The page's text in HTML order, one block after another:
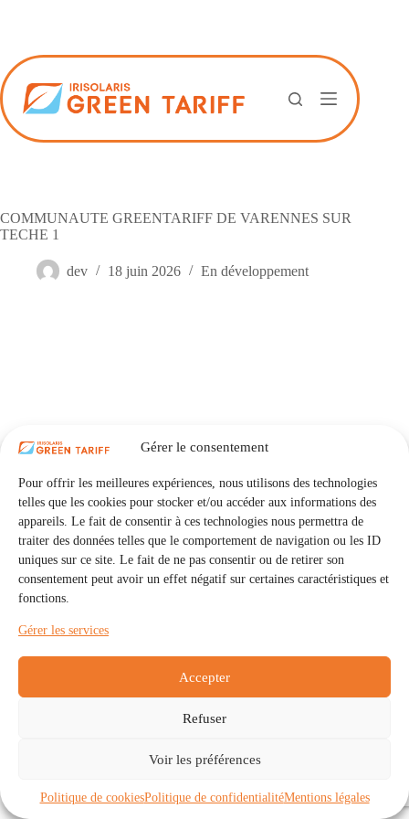
Gérer le consentement
Pour offrir les meilleures expériences, nous utilisons des technologies
telles que les cookies pour stocker et/ou accéder aux informations des
appareils. Le fait de consentir à ces technologies nous permettra de
traiter des données telles que le comportement de navigation ou les ID
uniques sur ce site. Le fait de ne pas consentir ou de retirer son
consentement peut avoir un effet négatif sur certaines caractéristiques et
fonctions.
Gérer les services
Accepter
Refuser
Voir les préférences
Politique de cookiesPolitique de confidentialitéMentions légales
COMMUNAUTE GREENTARIFF DE VARENNES SUR
TECHE 1
dev 18 juin 2026 En développement
Communautés
À propos
Politique de cookies (UE)